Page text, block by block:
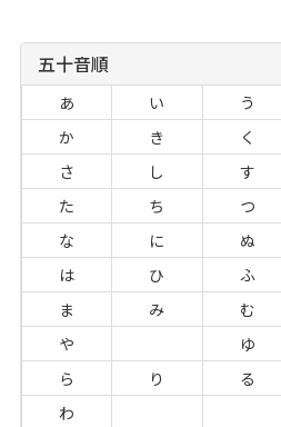
五十音順
あ い う
か
き く
さ
し す
た
ち つ
な
に ぬ
は
ひ ふ
ま
み む
や
ゆ
ら
り る
わ